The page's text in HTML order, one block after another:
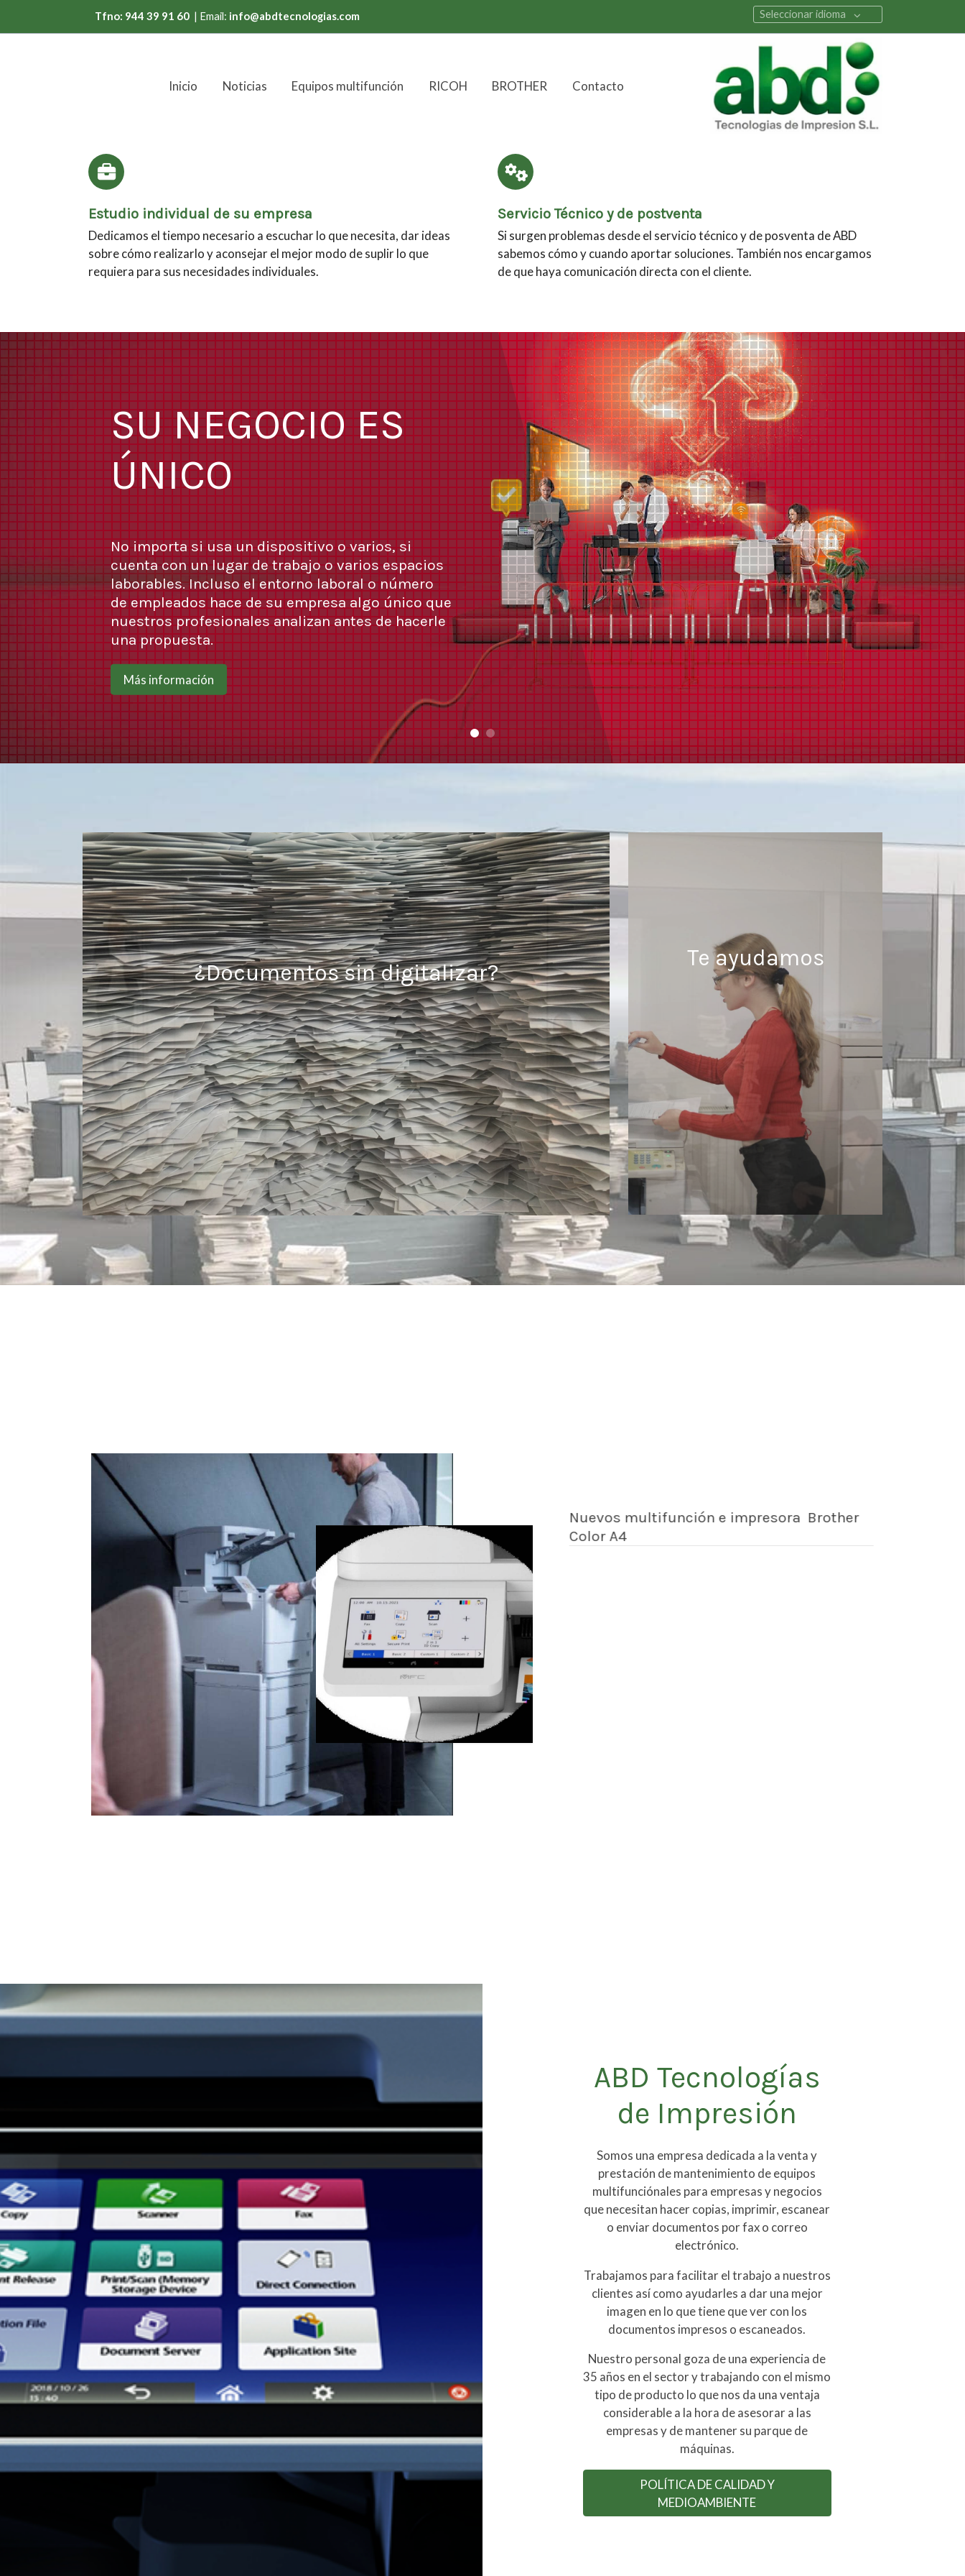
Tfno: 944 39 91 60| Email: info@abdtecnologias.com Seleccionar idioma
Inicio Noticias Equipos multifunción RICOH BROTHER Contacto
Estudio individual de su empresa
Dedicamos el tiempo necesario a escuchar lo que necesita, dar ideas
sobre cómo realizarlo y aconsejar el mejor modo de suplir lo que
requiera para sus necesidades individuales.
Servicio Técnico y de postventa
Si surgen problemas desde el servicio técnico y de posventa de ABD
sabemos cómo y cuando aportar soluciones. También nos encargamos
de que haya comunicación directa con el cliente.
SU NEGOCIO ES
ÚNICO
No importa si usa un dispositivo o varios, si
cuenta con un lugar de trabajo o varios espacios
laborables. Incluso el entorno laboral o número
de empleados hace de su empresa algo único que
nuestros profesionales analizan antes de hacerle
una propuesta.
Más información
¿Documentos sin digitalizar?
Te ayudamos
Nuevos multifunción e impresora Brother
Color A4
ABD Tecnologías
de Impresión
Somos una empresa dedicada a la venta y
prestación de mantenimiento de equipos
multifunciónales para empresas y negocios
que necesitan hacer copias, imprimir, escanear
o enviar documentos por fax o correo
electrónico.
Trabajamos para facilitar el trabajo a nuestros
clientes así como ayudarles a dar una mejor
imagen en lo que tiene que ver con los
documentos impresos o escaneados.
Nuestro personal goza de una experiencia de
35 años en el sector y trabajando con el mismo
tipo de producto lo que nos da una ventaja
considerable a la hora de asesorar a las
empresas y de mantener su parque de
máquinas.
POLÍTICA DE CALIDAD Y
MEDIOAMBIENTE